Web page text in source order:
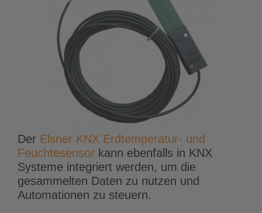
Der Elsner KNX Erdtemperatur- und
Feuchtesensor kann ebenfalls in KNX
Systeme integriert werden, um die
gesammelten Daten zu nutzen und
Automationen zu steuern.